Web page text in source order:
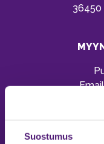
Suostumus
36450